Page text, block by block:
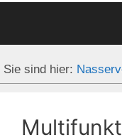
Sie sind hier: